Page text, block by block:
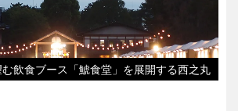
飲食ブース「鯱食堂」を展開する西之丸